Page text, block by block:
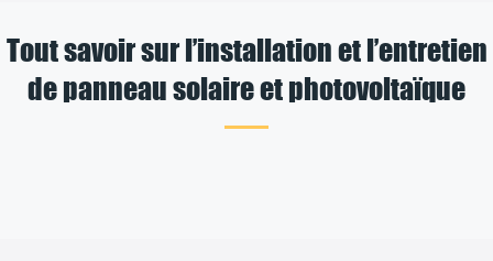
Tout savoir sur l’installation et l’entretien
de panneau solaire et photovoltaïque